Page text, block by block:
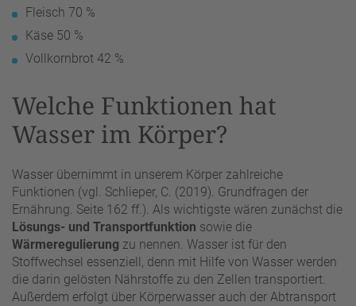
Fleisch 70 %
Käse 50 %
Vollkornbrot 42 %
Welche Funktionen hat
Wasser im Körper?
Wasser übernimmt in unserem Körper zahlreiche
Funktionen (vgl. Schlieper, C. (2019). Grundfragen der
Ernährung. Seite 162 ff.). Als wichtigste wären zunächst die
Lösungs- und Transportfunktion sowie die
Wärmeregulierung zu nennen. Wasser ist für den
Stoffwechsel essenziell, denn mit Hilfe von Wasser werden
die darin gelösten Nährstoffe zu den Zellen transportiert.
Außerdem erfolgt über Körperwasser auch der Abtransport